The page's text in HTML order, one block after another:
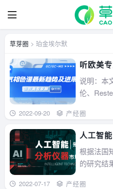
草芽圈 > 珀金埃尔默
听欧美
进展
说明：本
伦、
2022-09-20 产经圈
人工智
未来
根据法国
的研究结
2022-07-17 产经圈